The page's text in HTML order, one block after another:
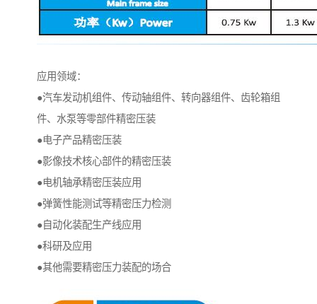
应用领域：
●汽车发动机组件、传动轴组件、转向器组件、齿轮箱组
件、水泵等零部件精密压装
●电子产品精密压装
●影像技术核心部件的精密压装
●电机轴承精密压装应用
●弹簧性能测试等精密压力检测
●自动化装配生产线应用
●科研及应用
●其他需要精密压力装配的场合